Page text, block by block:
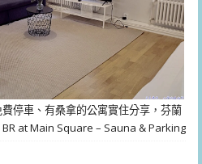
停車、有桑拿的公寓實住分享，芬蘭
at Main Square – Sauna & Parking